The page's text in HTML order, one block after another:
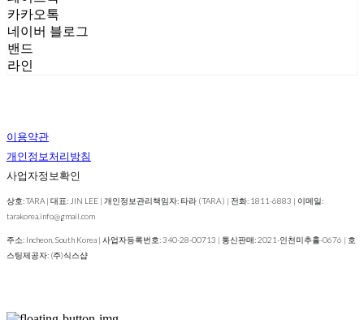
카카오톡
네이버 블로그
밴드
라인
이용약관
개인정보처리방침
사업자정보확인
상호: TARA | 대표: JIN LEE | 개인정보관리책임자: 타라 ( TARA ) | 전화: 1811-6883 | 이메일:
tarakorea.info@gmail.com
주소: Incheon, South Korea | 사업자등록번호:340-28-00713 | 통신판매:2021-인천미추홀-0676 | 호
스팅제공자: (주)식스샵